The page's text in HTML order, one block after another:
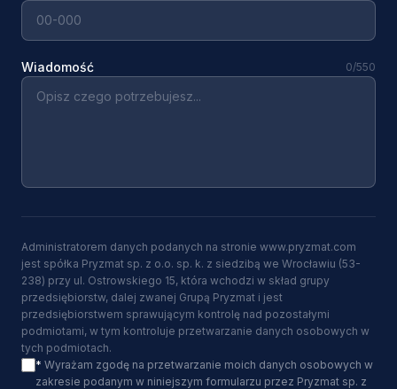
Wiadomość 0/550
Administratorem danych podanych na stronie www.pryzmat.com
jest spółka Pryzmat sp. z o.o. sp. k. z siedzibą we Wrocławiu (53-
238) przy ul. Ostrowskiego 15, która wchodzi w skład grupy
przedsiębiorstw, dalej zwanej Grupą Pryzmat i jest
przedsiębiorstwem sprawującym kontrolę nad pozostałymi
podmiotami, w tym kontroluje przetwarzanie danych osobowych w
tych podmiotach.
* Wyrażam zgodę na przetwarzanie moich danych osobowych w
zakresie podanym w niniejszym formularzu przez Pryzmat sp. z